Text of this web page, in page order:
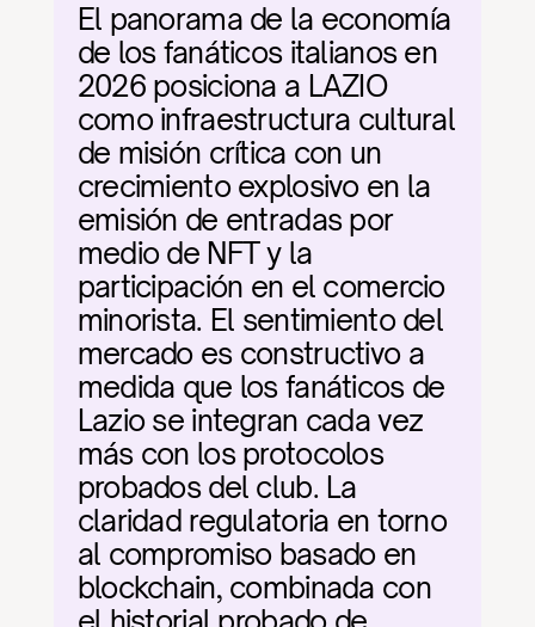
El panorama de la economía
de los fanáticos italianos en
2026 posiciona a LAZIO
como infraestructura cultural
de misión crítica con un
crecimiento explosivo en la
emisión de entradas por
medio de NFT y la
participación en el comercio
minorista. El sentimiento del
mercado es constructivo a
medida que los fanáticos de
Lazio se integran cada vez
más con los protocolos
probados del club. La
claridad regulatoria en torno
al compromiso basado en
blockchain, combinada con